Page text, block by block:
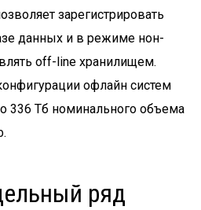
зарегистрировать
данных и в режиме нон-
off-line хранилищем.
офлайн систем
336 Тб номинального объема
ряд